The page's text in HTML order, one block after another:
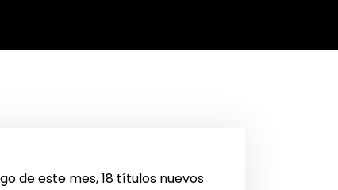
de este mes, 18 títulos nuevos